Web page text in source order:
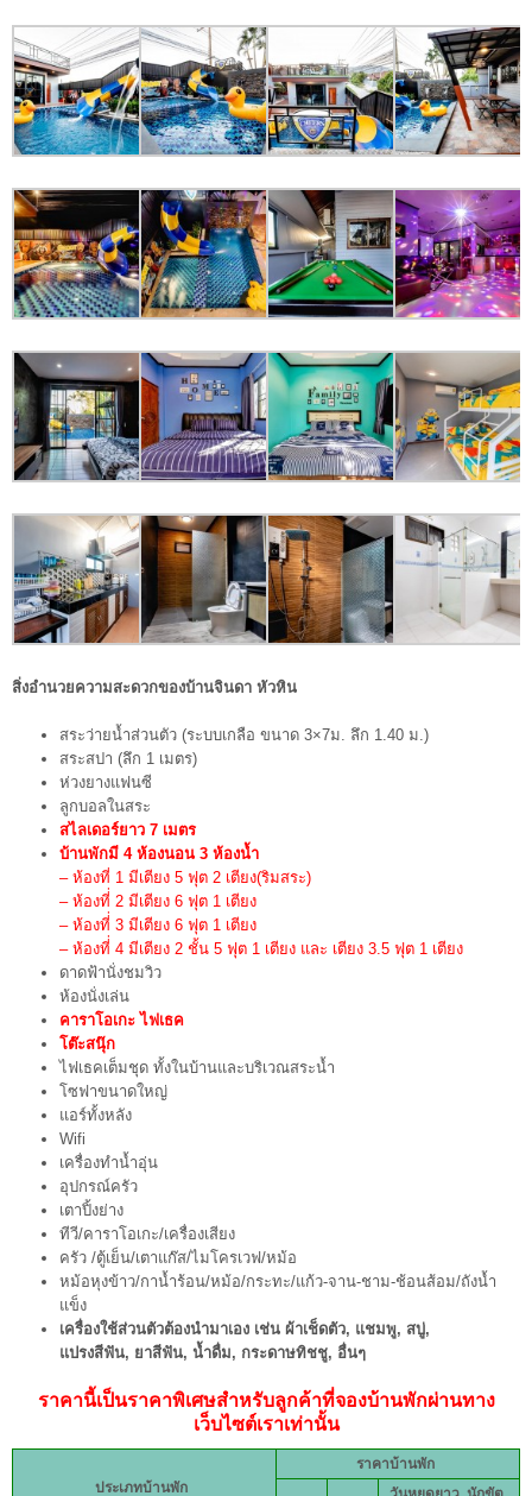
สิ่งอำนวยความสะดวกของบ้านจินดา หัวหิน
สระว่ายน้ำส่วนตัว (ระบบเกลือ ขนาด 3×7ม. ลึก 1.40 ม.)
สระสปา (ลึก 1 เมตร)
ห่วงยางแฟนซี
ลูกบอลในสระ
สไลเดอร์ยาว 7 เมตร
บ้านพักมี 4 ห้องนอน 3 ห้องน้ำ
– ห้องที่ 1 มีเตียง 5 ฟุต 2 เตียง(ริมสระ)
– ห้องที่่ 2 มีเตียง 6 ฟุต 1 เตียง
– ห้องที่่ 3 มีเตียง 6 ฟุต 1 เตียง
– ห้องที่่ 4 มีเตียง 2 ชั้น 5 ฟุต 1 เตียง และ เตียง 3.5 ฟุต 1 เตียง
ดาดฟ้านั่งชมวิว
ห้องนั่งเล่น
คาราโอเกะ ไฟเธค
โต๊ะสนุ๊ก
ไฟเธคเต็มชุด ทั้งในบ้านและบริเวณสระน้ำ
โซฟาขนาดใหญ่
แอร์ทั้งหลัง
Wifi
เครื่องทำน้ำอุ่น
อุปกรณ์ครัว
เตาปิ้งย่าง
ทีวี/คาราโอเกะ/เครื่องเสียง
ครัว /ตู้เย็น/เตาแก๊ส/ไมโครเวฟ/หม้อ
หม้อหุงข้าว/กาน้ำร้อน/หม้อ/กระทะ/แก้ว-จาน-ชาม-ช้อนส้อม/ถังน้ำ
แข็ง
เครื่องใช้ส่วนตัวต้องนำมาเอง เช่น ผ้าเช็ดตัว, แชมพู, สบู่,
แปรงสีฟัน, ยาสีฟัน, น้ำดื่ม, กระดาษทิชชู, อื่นๆ
ราคานี้เป็นราคาพิเศษสำหรับลูกค้าที่จองบ้านพักผ่านทาง
เว็บไซต์เราเท่านั้น
ประเภทบ้านพัก
ราคาบ้านพัก